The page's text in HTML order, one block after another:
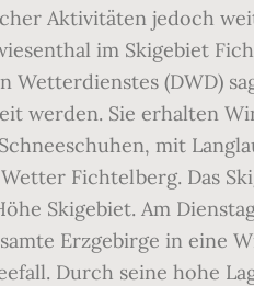
Aktivitäten jedoch
im Skigebiet
(DWD)
werden. Sie erhalten
mit
Fichtelberg. Das
Skigebiet. Am
Erzgebirge in eine
Durch seine hohe